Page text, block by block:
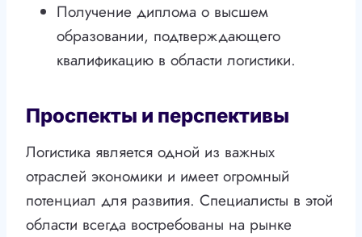
Получение диплома о высшем
образовании, подтверждающего
квалификацию в области логистики.
Проспекты и перспективы
Логистика является одной из важных
отраслей экономики и имеет огромный
потенциал для развития. Специалисты в этой
области всегда востребованы на рынке